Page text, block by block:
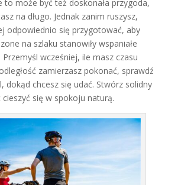
to może być też doskonała przygoda,
na długo. Jednak zanim ruszysz,
odpowiednio się przygotować, aby
na szlaku stanowiły wspaniałe
Przemyśl wcześniej, ile masz czasu
zamierzasz pokonać, sprawdź
dokąd chcesz się udać. Stwórz solidny
się w spokoju naturą.